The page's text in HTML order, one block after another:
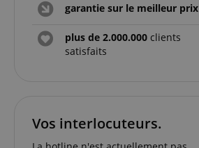
garantie sur le meilleur prix
plus de 2.000.000 clients
satisfaits
Vos interlocuteurs.